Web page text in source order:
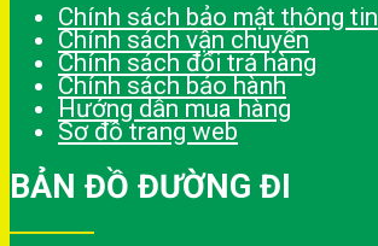
Chính sách bảo mật thông tin
Chính sách vận chuyển
Chính sách đổi trả hàng
Chính sách bảo hành
Hướng dẫn mua hàng
Sơ đồ trang web
BẢN ĐỒ ĐƯỜNG ĐI